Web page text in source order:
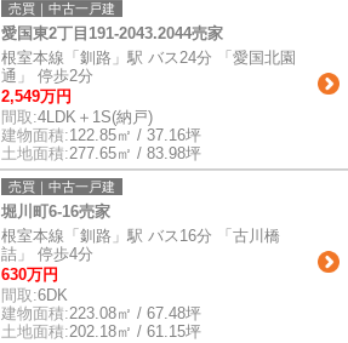
売買｜中古一戸建
愛国東2丁目191-2043.2044売家
根室本線「釧路」駅 バス24分 「愛国北園
通」 停歩2分
2,549万円
間取:4LDK＋1S(納戸)
建物面積:122.85㎡ / 37.16坪
土地面積:277.65㎡ / 83.98坪
売買｜中古一戸建
堀川町6-16売家
根室本線「釧路」駅 バス16分 「古川橋
詰」 停歩4分
630万円
間取:6DK
建物面積:223.08㎡ / 67.48坪
土地面積:202.18㎡ / 61.15坪